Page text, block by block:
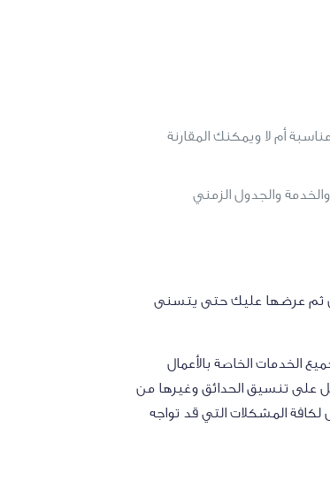
أم لا ويمكنك المقارنة
والجدول الزمني
ثم عرضها عليك حتى يتسنى
الخدمات الخاصة بالأعمال
على تنسيق الحدائق وغيرها من
لكافة المشكلات التي قد تواجه